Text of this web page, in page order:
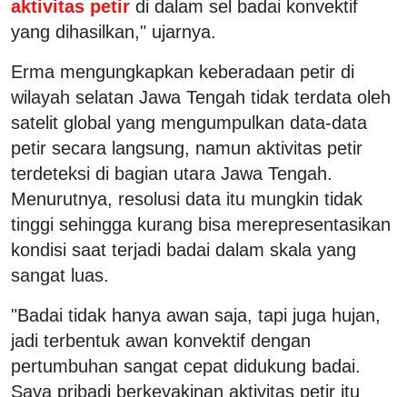
aktivitas petir di dalam sel badai konvektif
yang dihasilkan," ujarnya.
Erma mengungkapkan keberadaan petir di
wilayah selatan Jawa Tengah tidak terdata oleh
satelit global yang mengumpulkan data-data
petir secara langsung, namun aktivitas petir
terdeteksi di bagian utara Jawa Tengah.
Menurutnya, resolusi data itu mungkin tidak
tinggi sehingga kurang bisa merepresentasikan
kondisi saat terjadi badai dalam skala yang
sangat luas.
"Badai tidak hanya awan saja, tapi juga hujan,
jadi terbentuk awan konvektif dengan
pertumbuhan sangat cepat didukung badai.
Saya pribadi berkeyakinan aktivitas petir itu